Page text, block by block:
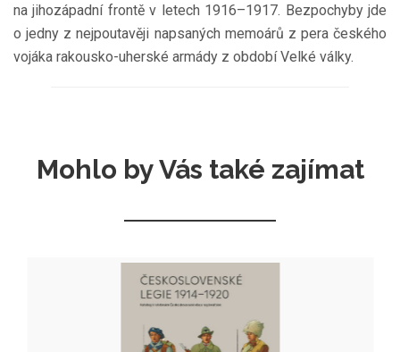
na jihozápadní frontě v letech 1916–1917. Bezpochyby jde
o jedny z nejpoutavěji napsaných memoárů z pera českého
vojáka rakousko-uherské armády z období Velké války.
Mohlo by Vás také zajímat